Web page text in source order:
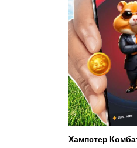
Хампстер